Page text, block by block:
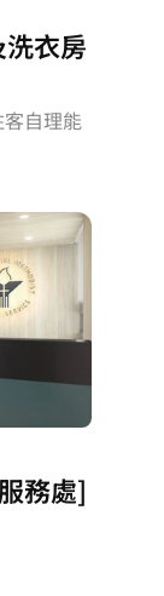
衣房
自理能
務處]